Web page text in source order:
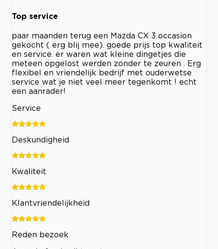
Top service
paar maanden terug een Mazda CX 3 occasion
gekocht ( erg blij mee). goede prijs top kwaliteit
en service. er waren wat kleine dingetjes die
meteen opgelost werden zonder te zeuren . Erg
flexibel en vriendelijk bedrijf met ouderwetse
service wat je niet veel meer tegenkomt ! echt
een aanrader!
Service
Deskundigheid
Kwaliteit
Klantvriendelijkheid
Reden bezoek